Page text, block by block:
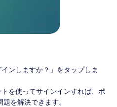
ンしますか？」をタップしま
を使ってサインインすれば、ポ
を解決できます。